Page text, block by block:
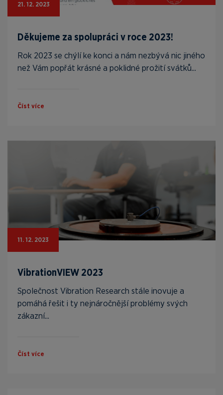
21. 12. 2023
Děkujeme za spolupráci v roce 2023!
Rok 2023 se chýlí ke konci a nám nezbývá nic jiného
než Vám popřát krásné a poklidné prožití svátků...
Číst více
11. 12. 2023
VibrationVIEW 2023
Společnost Vibration Research stále inovuje a
pomáhá řešit i ty nejnáročnější problémy svých
zákazní...
Číst více